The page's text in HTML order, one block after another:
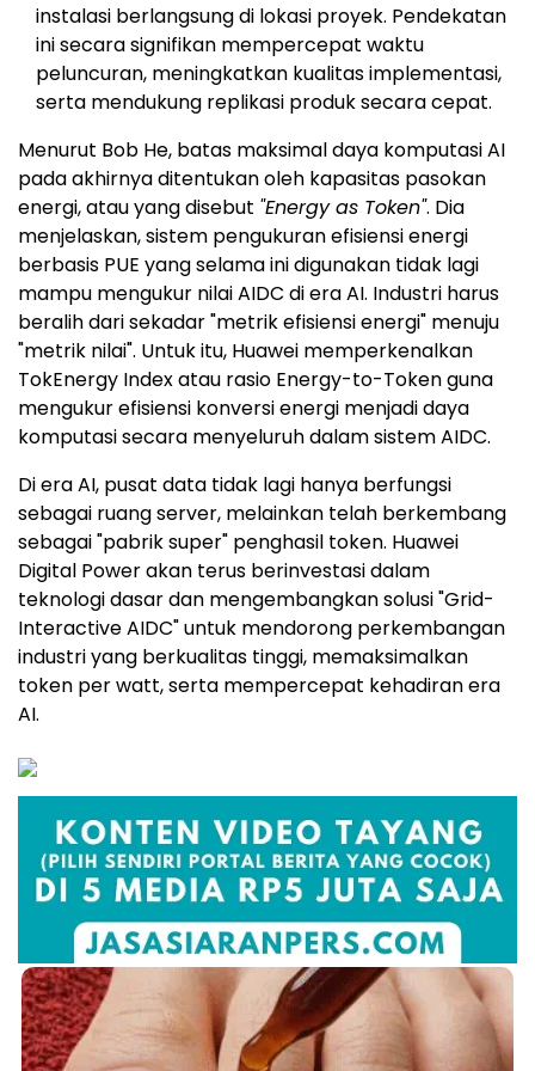
instalasi berlangsung di lokasi proyek. Pendekatan
ini secara signifikan mempercepat waktu
peluncuran, meningkatkan kualitas implementasi,
serta mendukung replikasi produk secara cepat.
Menurut Bob He, batas maksimal daya komputasi AI
pada akhirnya ditentukan oleh kapasitas pasokan
energi, atau yang disebut "Energy as Token". Dia
menjelaskan, sistem pengukuran efisiensi energi
berbasis PUE yang selama ini digunakan tidak lagi
mampu mengukur nilai AIDC di era AI. Industri harus
beralih dari sekadar "metrik efisiensi energi" menuju
"metrik nilai". Untuk itu, Huawei memperkenalkan
TokEnergy Index atau rasio Energy-to-Token guna
mengukur efisiensi konversi energi menjadi daya
komputasi secara menyeluruh dalam sistem AIDC.
Di era AI, pusat data tidak lagi hanya berfungsi
sebagai ruang server, melainkan telah berkembang
sebagai "pabrik super" penghasil token. Huawei
Digital Power akan terus berinvestasi dalam
teknologi dasar dan mengembangkan solusi "Grid-
Interactive AIDC" untuk mendorong perkembangan
industri yang berkualitas tinggi, memaksimalkan
token per watt, serta mempercepat kehadiran era
AI.